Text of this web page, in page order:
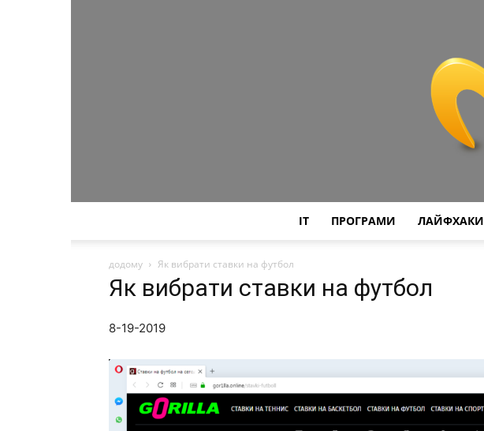
IT ПРОГРАМИ ЛАЙФХАКИ
додому Як вибрати ставки на футбол
Як вибрати ставки на футбол
8-19-2019